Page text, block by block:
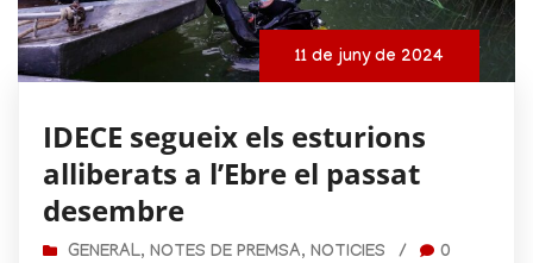
11 de juny de 2024
IDECE segueix els esturions
alliberats a l’Ebre el passat
desembre
GENERAL, NOTES DE PREMSA, NOTICIES /
0